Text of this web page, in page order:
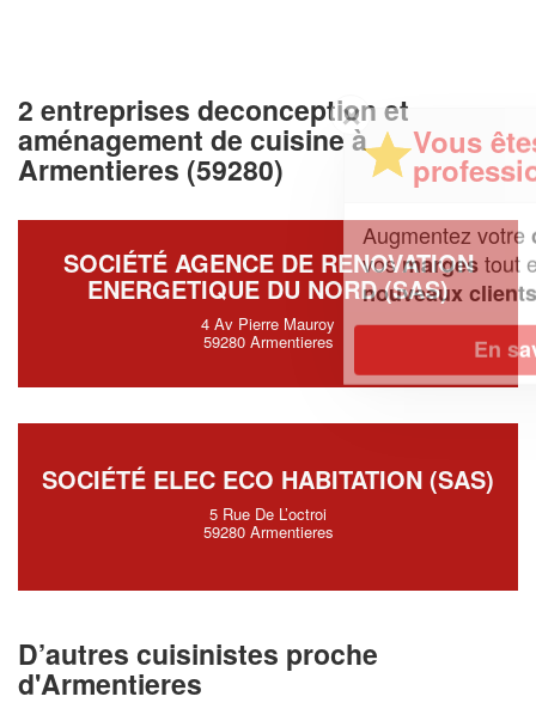
2 entreprises deconception et
aménagement de cuisine à
Armentieres (59280)
SOCIÉTÉ AGENCE DE RENOVATION
ENERGETIQUE DU NORD (SAS)
4 Av Pierre Mauroy
59280 Armentieres
SOCIÉTÉ ELEC ECO HABITATION (SAS)
5 Rue De L’octroi
59280 Armentieres
D’autres cuisinistes proche
d'Armentieres
✕
Vous êtes un
professionnel ?
chiffre d'affaireset
vosmargestout en gagnant de
nouveaux clients!
En savoir plus